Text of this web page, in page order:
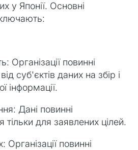
у Японії. Основні
Організації повинні
суб'єктів даних на збір і
інформації.
Дані повинні
тільки для заявлених цілей.
Організації повинні